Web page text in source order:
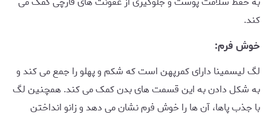
کند.
خوش فرم:
لگ لیسمینا دارای کمرپهن است که شکم و پهلو را جمع می کند و
به شکل دادن به این قسمت های بدن کمک می کند. همچنین لگ
با جذب پاها، آن ها را خوش فرم نشان می دهد و زانو انداختن